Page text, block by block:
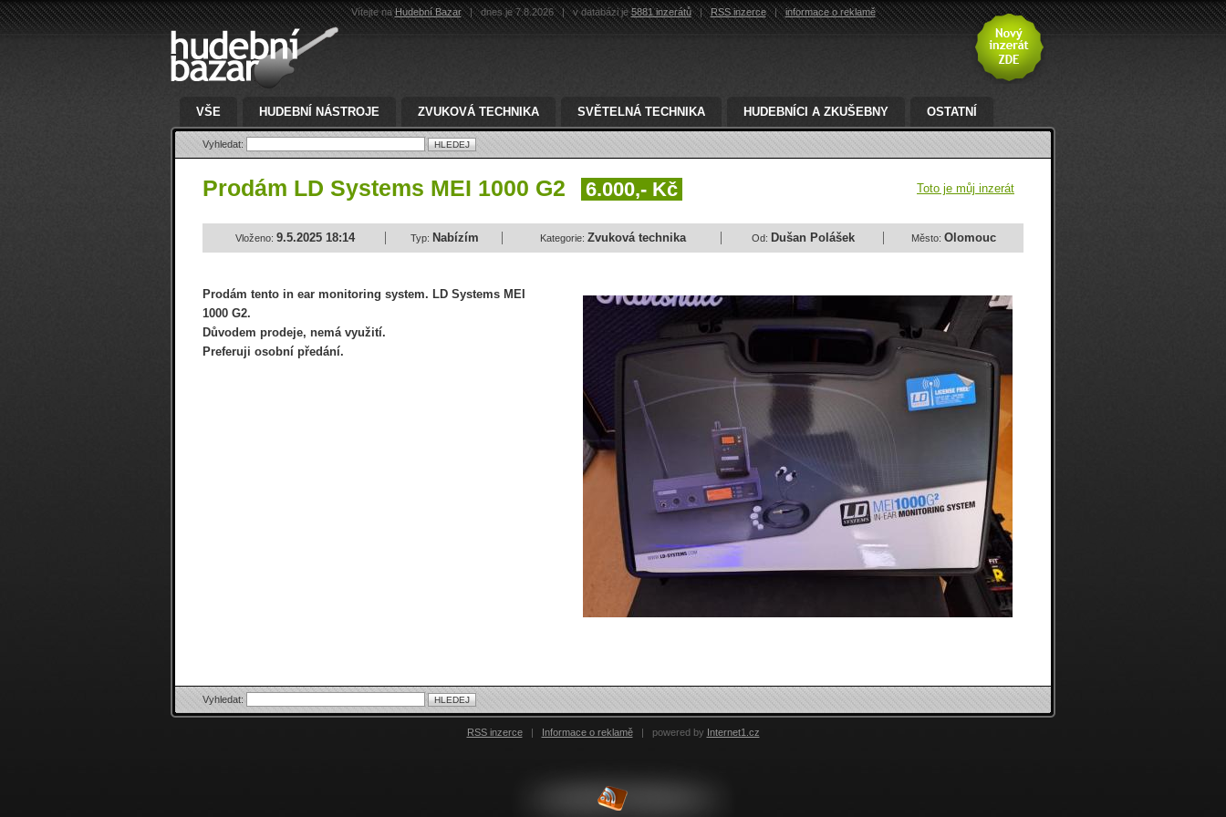
Vítejte naHudební Bazar | dnes je 7.8.2026 | v databázi je5881 inzerátů | RSS inzerce | informace o reklamě
VŠE HUDEBNÍ NÁSTROJE ZVUKOVÁ TECHNIKA SVĚTELNÁ TECHNIKA HUDEBNÍCI A ZKUŠEBNY OSTATNÍ
Vyhledat:
Prodám LD Systems MEI 1000 G2 6.000,- Kč Toto je můj inzerát
Vloženo: 9.5.2025 18:14 Typ: Nabízím Kategorie: Zvuková technika Od: Dušan Polášek Město: Olomouc
Prodám tento in ear monitoring system. LD Systems MEI
1000 G2.
Důvodem prodeje, nemá využití.
Preferuji osobní předání.
Vyhledat:
RSS inzerce | Informace o reklamě | powered by Internet1.cz